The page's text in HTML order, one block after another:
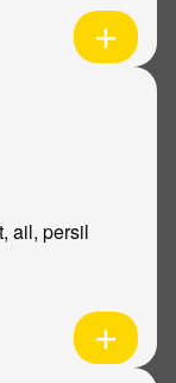
ail, persil